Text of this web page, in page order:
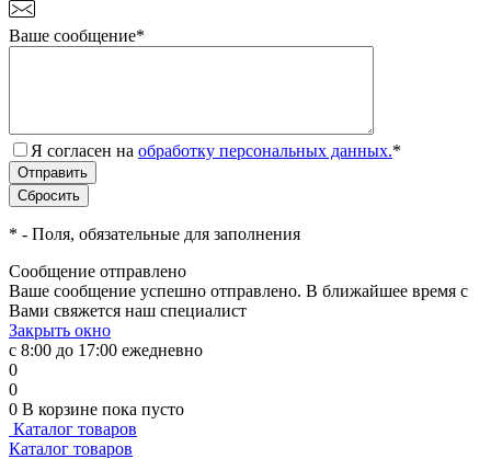
Ваше сообщение*
Я согласен на обработку персональных данных.*
* - Поля, обязательные для заполнения
Сообщение отправлено
Ваше сообщение успешно отправлено. В ближайшее время с
Вами свяжется наш специалист
Закрыть окно
с 8:00 до 17:00 ежедневно
0
0
0 В корзине пока пусто
Каталог товаров
Каталог товаров